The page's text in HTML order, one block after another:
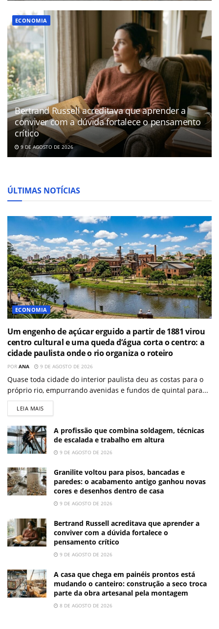
ECONOMIA
Bertrand Russell acreditava que aprender a
conviver com a dúvida fortalece o pensamento
crítico
9 DE AGOSTO DE 2026
ÚLTIMAS NOTÍCIAS
ECONOMIA
Um engenho de açúcar erguido a partir de 1881 virou
centro cultural e uma queda d’água corta o centro: a
cidade paulista onde o rio organiza o roteiro
POR ANA 9 DE AGOSTO DE 2026
Quase toda cidade do interior paulista deu as costas para o
próprio rio, empurrando avenidas e fundos de quintal para...
LEIA MAIS
A profissão que combina soldagem, técnicas
de escalada e trabalho em altura
9 DE AGOSTO DE 2026
Granilite voltou para pisos, bancadas e
paredes: o acabamento antigo ganhou novas
cores e desenhos dentro de casa
9 DE AGOSTO DE 2026
Bertrand Russell acreditava que aprender a
conviver com a dúvida fortalece o
pensamento crítico
9 DE AGOSTO DE 2026
A casa que chega em painéis prontos está
mudando o canteiro: construção a seco troca
parte da obra artesanal pela montagem
8 DE AGOSTO DE 2026